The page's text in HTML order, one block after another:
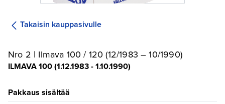
Takaisin kauppasivulle
Nro 2 | Ilmava 100 / 120 (12/1983 – 10/1990)
ILMAVA 100 (1.12.1983 - 1.10.1990)
Pakkaus sisältää